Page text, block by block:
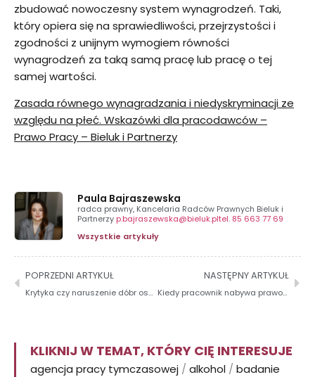
zbudować nowoczesny system wynagrodzeń. Taki,
który opiera się na sprawiedliwości, przejrzystości i
zgodności z unijnym wymogiem równości
wynagrodzeń za taką samą pracę lub pracę o tej
samej wartości.
Zasada równego wynagradzania i niedyskryminacji ze
względu na płeć. Wskazówki dla pracodawców –
Prawo Pracy – Bieluk i Partnerzy
Paula Bajraszewska
radca prawny, Kancelaria Radców Prawnych Bieluk i
Partnerzy p.bajraszewska@bieluk.pltel. 85 663 77 69
Wszystkie artykuły
POPRZEDNI ARTYKUŁ
Krytyka czy naruszenie dóbr osobistych pracodawcy?
NASTĘPNY ARTYKUŁ
Kiedy pracownik nabywa prawo do nagrody jubileuszowej? Zasady liczenia stażu pracy
KLIKNIJ W TEMAT, KTÓRY CIĘ INTERESUJE
agencja pracy tymczasowej / alkohol / badanie